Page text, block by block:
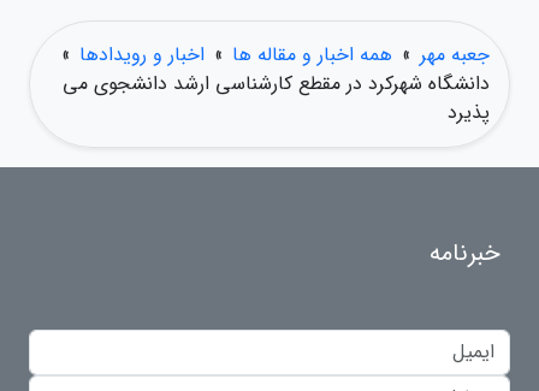
جعبه مهر » همه اخبار و مقاله ها » اخبار و رویدادها »
دانشگاه شهرکرد در مقطع کارشناسی ارشد دانشجوی می
پذیرد
خبرنامه